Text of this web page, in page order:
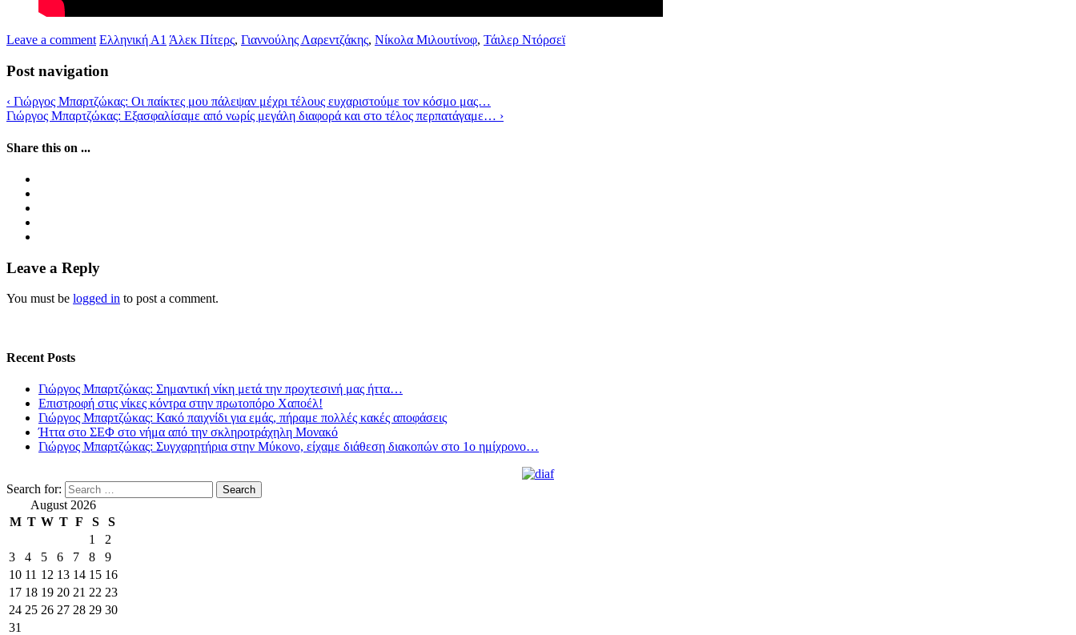
Leave a comment Ελληνική Α1 Άλεκ Πίτερς, Γιαννούλης Λαρεντζάκης, Νίκολα Μιλουτίνοφ, Τάιλερ Ντόρσεϊ
Post navigation
‹ Γιώργος Μπαρτζώκας: Οι παίκτες μου πάλεψαν μέχρι τέλους ευχαριστούμε τον κόσμο μας…
Γιώργος Μπαρτζώκας: Εξασφαλίσαμε από νωρίς μεγάλη διαφορά και στο τέλος περπατάγαμε… ›
Share this on ...
Leave a Reply
You must be logged in to post a comment.
Recent Posts
Γιώργος Μπαρτζώκας: Σημαντική νίκη μετά την προχτεσινή μας ήττα…
Επιστροφή στις νίκες κόντρα στην πρωτοπόρο Χαποέλ!
Γιώργος Μπαρτζώκας: Κακό παιχνίδι για εμάς, πήραμε πολλές κακές αποφάσεις
Ήττα στο ΣΕΦ στο νήμα από την σκληροτράχηλη Μονακό
Γιώργος Μπαρτζώκας: Συγχαρητήρια στην Μύκονο, είχαμε διάθεση διακοπών στο 1ο ημίχρονο…
Search for:
August 2026
M T W T F S
S
1
2
3
4 5 6 7 8
9
10 11 12 13 14 15 16
17 18 19 20 21 22 23
24 25 26 27 28 29 30
31